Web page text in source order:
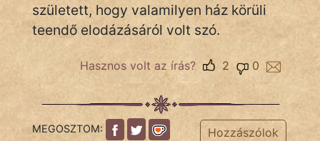
PSZICHO
született, hogy valamilyen ház körüli
teendő elodázásáról volt szó.
Hasznos volt az írás? 0
2
MEGOSZTOM: Hozzászólok